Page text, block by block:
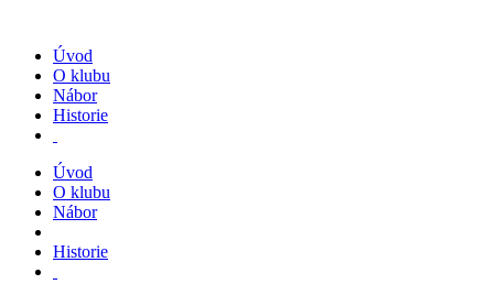
Úvod
O klubu
Nábor
Historie
Úvod
O klubu
Nábor
Historie